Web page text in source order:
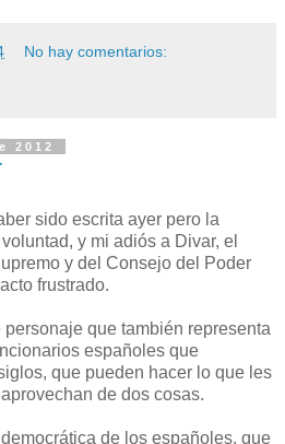
No hay comentarios:
2012
sido escrita ayer pero la
y mi adiós a Divar, el
y del Consejo del Poder
frustrado.
que también representa
españoles que
que pueden hacer lo que les
de dos cosas.
de los españoles, que